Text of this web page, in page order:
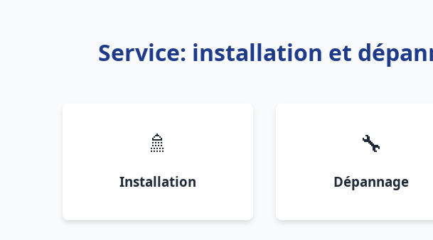
Service: installation et
🚿
Installation
🔧
Dépannage